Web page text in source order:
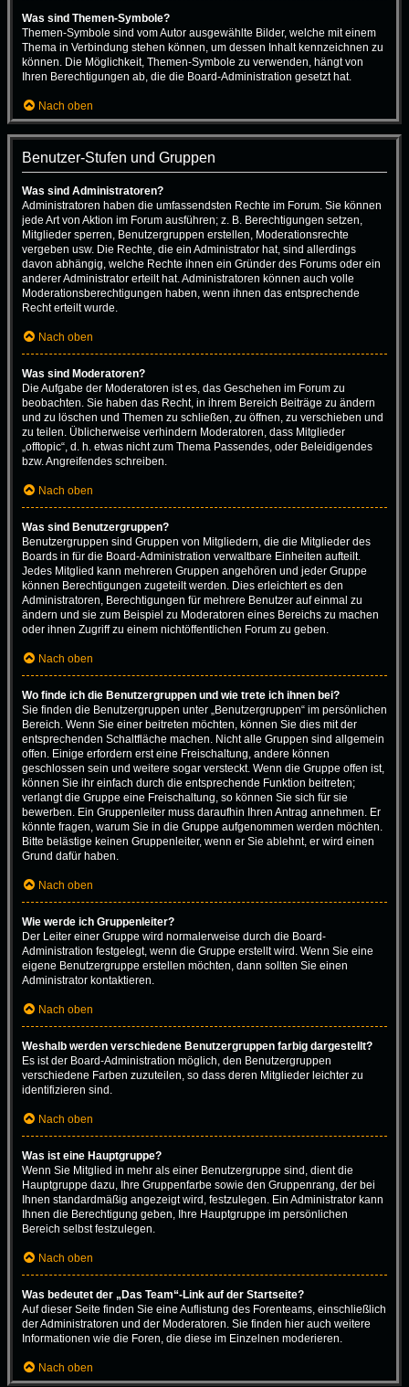
Was sind Themen-Symbole?
Themen-Symbole sind vom Autor ausgewählte Bilder, welche mit einem
Thema in Verbindung stehen können, um dessen Inhalt kennzeichnen zu
können. Die Möglichkeit, Themen-Symbole zu verwenden, hängt von
Ihren Berechtigungen ab, die die Board-Administration gesetzt hat.
Nach oben
Benutzer-Stufen und Gruppen
Was sind Administratoren?
Administratoren haben die umfassendsten Rechte im Forum. Sie können
jede Art von Aktion im Forum ausführen; z. B. Berechtigungen setzen,
Mitglieder sperren, Benutzergruppen erstellen, Moderationsrechte
vergeben usw. Die Rechte, die ein Administrator hat, sind allerdings
davon abhängig, welche Rechte ihnen ein Gründer des Forums oder ein
anderer Administrator erteilt hat. Administratoren können auch volle
Moderationsberechtigungen haben, wenn ihnen das entsprechende
Recht erteilt wurde.
Nach oben
Was sind Moderatoren?
Die Aufgabe der Moderatoren ist es, das Geschehen im Forum zu
beobachten. Sie haben das Recht, in ihrem Bereich Beiträge zu ändern
und zu löschen und Themen zu schließen, zu öffnen, zu verschieben und
zu teilen. Üblicherweise verhindern Moderatoren, dass Mitglieder
„offtopic“, d. h. etwas nicht zum Thema Passendes, oder Beleidigendes
bzw. Angreifendes schreiben.
Nach oben
Was sind Benutzergruppen?
Benutzergruppen sind Gruppen von Mitgliedern, die die Mitglieder des
Boards in für die Board-Administration verwaltbare Einheiten aufteilt.
Jedes Mitglied kann mehreren Gruppen angehören und jeder Gruppe
können Berechtigungen zugeteilt werden. Dies erleichtert es den
Administratoren, Berechtigungen für mehrere Benutzer auf einmal zu
ändern und sie zum Beispiel zu Moderatoren eines Bereichs zu machen
oder ihnen Zugriff zu einem nichtöffentlichen Forum zu geben.
Nach oben
Wo finde ich die Benutzergruppen und wie trete ich ihnen bei?
Sie finden die Benutzergruppen unter „Benutzergruppen“ im persönlichen
Bereich. Wenn Sie einer beitreten möchten, können Sie dies mit der
entsprechenden Schaltfläche machen. Nicht alle Gruppen sind allgemein
offen. Einige erfordern erst eine Freischaltung, andere können
geschlossen sein und weitere sogar versteckt. Wenn die Gruppe offen ist,
können Sie ihr einfach durch die entsprechende Funktion beitreten;
verlangt die Gruppe eine Freischaltung, so können Sie sich für sie
bewerben. Ein Gruppenleiter muss daraufhin Ihren Antrag annehmen. Er
könnte fragen, warum Sie in die Gruppe aufgenommen werden möchten.
Bitte belästige keinen Gruppenleiter, wenn er Sie ablehnt, er wird einen
Grund dafür haben.
Nach oben
Wie werde ich Gruppenleiter?
Der Leiter einer Gruppe wird normalerweise durch die Board-
Administration festgelegt, wenn die Gruppe erstellt wird. Wenn Sie eine
eigene Benutzergruppe erstellen möchten, dann sollten Sie einen
Administrator kontaktieren.
Nach oben
Weshalb werden verschiedene Benutzergruppen farbig dargestellt?
Es ist der Board-Administration möglich, den Benutzergruppen
verschiedene Farben zuzuteilen, so dass deren Mitglieder leichter zu
identifizieren sind.
Nach oben
Was ist eine Hauptgruppe?
Wenn Sie Mitglied in mehr als einer Benutzergruppe sind, dient die
Hauptgruppe dazu, Ihre Gruppenfarbe sowie den Gruppenrang, der bei
Ihnen standardmäßig angezeigt wird, festzulegen. Ein Administrator kann
Ihnen die Berechtigung geben, Ihre Hauptgruppe im persönlichen
Bereich selbst festzulegen.
Nach oben
Was bedeutet der „Das Team“-Link auf der Startseite?
Auf dieser Seite finden Sie eine Auflistung des Forenteams, einschließlich
der Administratoren und der Moderatoren. Sie finden hier auch weitere
Informationen wie die Foren, die diese im Einzelnen moderieren.
Nach oben